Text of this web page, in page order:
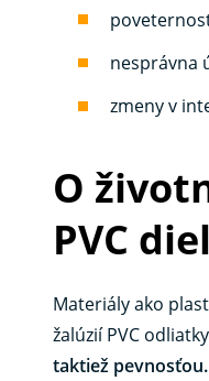
nesprávna
zmeny v
O
PVC
Materiály ako
žalúzií PVC
taktiež pevnosťou.